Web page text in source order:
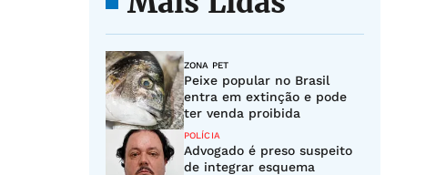
ZONA PET
Peixe popular no Brasil
entra em extinção e pode
ter venda proibida
POLÍCIA
Advogado é preso suspeito
de integrar esquema